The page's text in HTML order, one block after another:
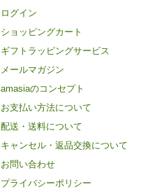
ログイン
ショッピングカート
ギフトラッピングサービス
メールマガジン
amasiaのコンセプト
お支払い方法について
配送・送料について
キャンセル・返品交換について
お問い合わせ
プライバシーポリシー